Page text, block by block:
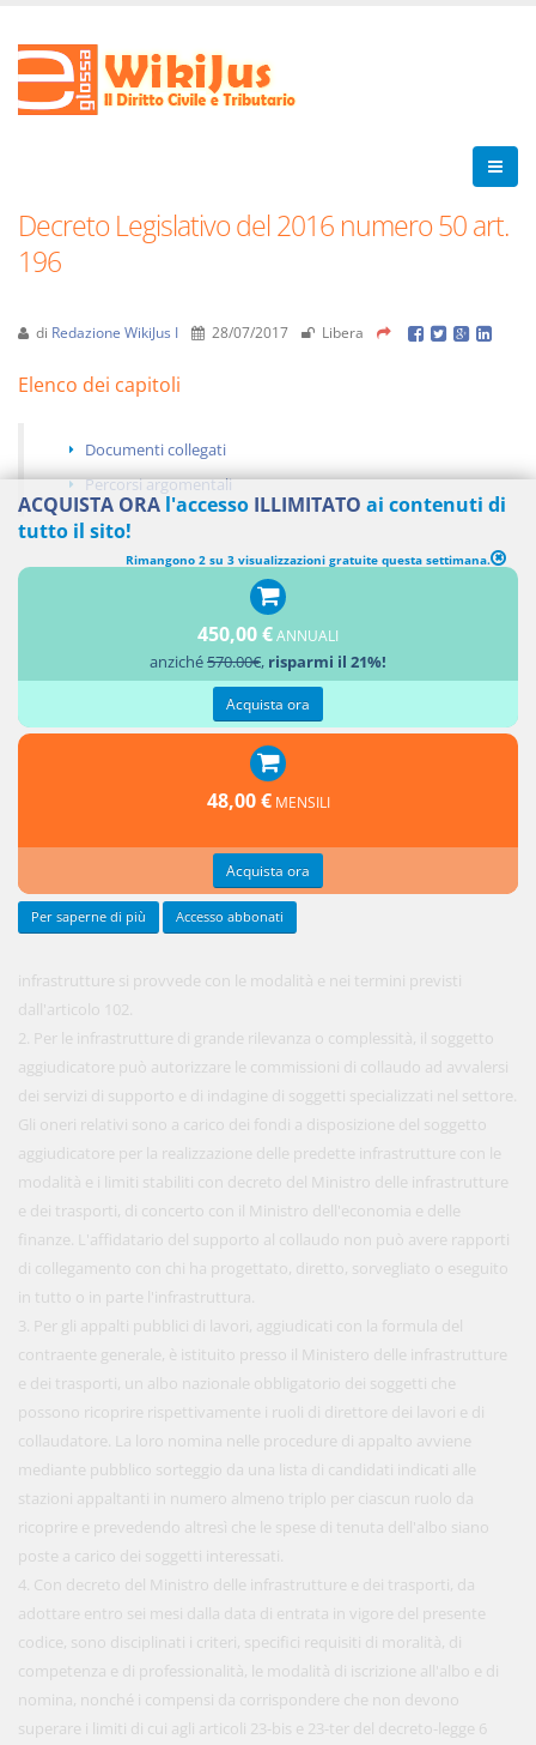
Decreto Legislativo del 2016 numero 50 art.
196
di Redazione WikiJus I 28/07/2017 Libera
Elenco dei capitoli
Documenti collegati
Percorsi argomentali
CONTROLLI SULL'ESECUZIONE E COLLAUDO
infrastrutture si provvede con le modalità e nei termini previsti
dall'articolo 102.
2. Per le infrastrutture di grande rilevanza o complessità, il soggetto
aggiudicatore può autorizzare le commissioni di collaudo ad avvalersi
dei servizi di supporto e di indagine di soggetti specializzati nel settore.
Gli oneri relativi sono a carico dei fondi a disposizione del soggetto
aggiudicatore per la realizzazione delle predette infrastrutture con le
modalità e i limiti stabiliti con decreto del Ministro delle infrastrutture
e dei trasporti, di concerto con il Ministro dell'economia e delle
finanze. L'affidatario del supporto al collaudo non può avere rapporti
di collegamento con chi ha progettato, diretto, sorvegliato o eseguito
in tutto o in parte l'infrastruttura.
3. Per gli appalti pubblici di lavori, aggiudicati con la formula del
contraente generale, è istituito presso il Ministero delle infrastrutture
e dei trasporti, un albo nazionale obbligatorio dei soggetti che
possono ricoprire rispettivamente i ruoli di direttore dei lavori e di
collaudatore. La loro nomina nelle procedure di appalto avviene
mediante pubblico sorteggio da una lista di candidati indicati alle
stazioni appaltanti in numero almeno triplo per ciascun ruolo da
ricoprire e prevedendo altresì che le spese di tenuta dell'albo siano
poste a carico dei soggetti interessati.
4. Con decreto del Ministro delle infrastrutture e dei trasporti, da
adottare entro sei mesi dalla data di entrata in vigore del presente
codice, sono disciplinati i criteri, specifici requisiti di moralità, di
competenza e di professionalità, le modalità di iscrizione all'albo e di
nomina, nonché i compensi da corrispondere che non devono
superare i limiti di cui agli articoli 23-bis e 23-ter del decreto-legge 6
ACQUISTA ORA l'accesso ILLIMITATO ai contenuti di
tutto il sito!
Rimangono 2 su 3 visualizzazioni gratuite questa settimana.
450,00 €ANNUALI
anziché570.00€, risparmi il 21%!
Acquista ora
48,00 € MENSILI
Acquista ora
Per saperne di più Accesso abbonati